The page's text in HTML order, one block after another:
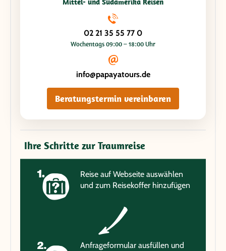
02 21 35 55 77 0
Wochentags 09:00 – 18:00 Uhr
info@papayatours.de
Beratungstermin vereinbaren
Ihre Schritte zur Traumreise
Reise auf Webseite auswählen
und zum Reisekoffer hinzufügen
Anfrageformular ausfüllen und